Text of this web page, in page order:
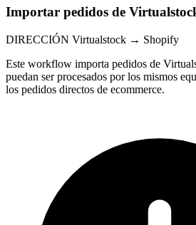
Importar pedidos de
DIRECCIÓN Virtualstock → Shopify
Este workflow importa pedidos de
puedan ser procesados por los mismos
los pedidos directos de ecommerce.